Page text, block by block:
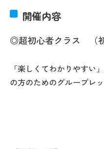
開催内容
◎超初心者クラス （初
「楽しくてわかりやすい
の方のためのグループレッ